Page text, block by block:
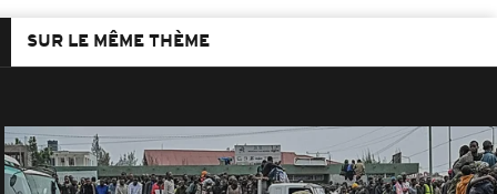
SUR LE MÊME THÈME